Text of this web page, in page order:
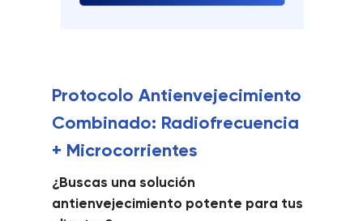
¿Buscas una solución
antienvejecimiento potente para tus
Protocolo Antienvejecimiento
Combinado: Radiofrecuencia
+ Microcorrientes